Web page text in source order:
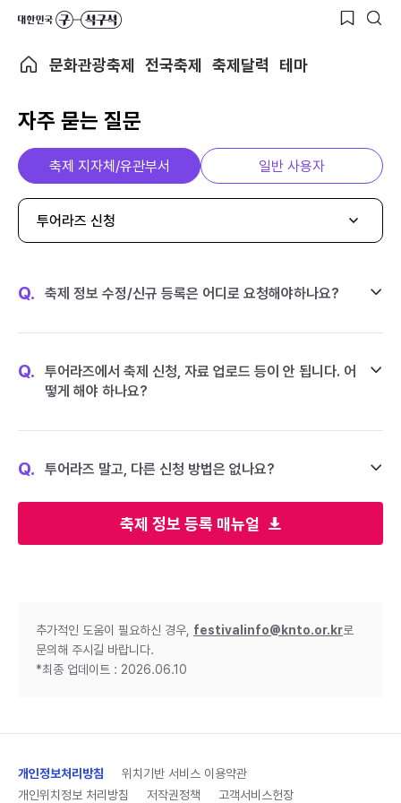
문화관광축제 전국축제 축제달력 테마
자주 묻는 질문
축제 정보 등록 매뉴얼
축제 지자체/유관부서 일반 사용자
투어라즈 신청
Q. 축제 정보 수정/신규 등록은 어디로 요청해야하나요?
Q.
투어라즈에서 축제 신청, 자료 업로드 등이 안 됩니다. 어
떻게 해야 하나요?
Q. 투어라즈 말고, 다른 신청 방법은 없나요?
추가적인 도움이 필요하신 경우, festivalinfo@knto.or.kr로
문의해 주시길 바랍니다.
*최종 업데이트 : 2026.06.10
개인정보처리방침
위치기반 서비스 이용약관
개인위치정보 처리방침
저작권정책 고객서비스헌장